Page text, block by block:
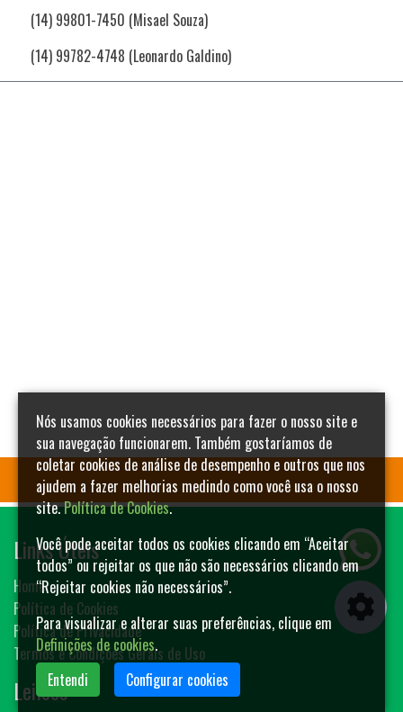
(14) 99801-7450 (Misael Souza)
(14) 99782-4748 (Leonardo Galdino)
Links Úteis
Home
Política de Cookies
Política de Privacidade
Termos e Condições Gerais de Uso
Leilões
Nós usamos cookies necessários para fazer o nosso site e
sua navegação funcionarem. Também gostaríamos de
coletar cookies de análise de desempenho e outros que nos
ajudem a fazer melhorias medindo como você usa o nosso
site.Política de Cookies.
Você pode aceitar todos os cookies clicando em “Aceitar
todos” ou rejeitar os que não são necessários clicando em
“Rejeitar cookies não necessários”.
Para visualizar e alterar suas preferências, clique em
Definições de cookies.
Entendi
Configurar cookies